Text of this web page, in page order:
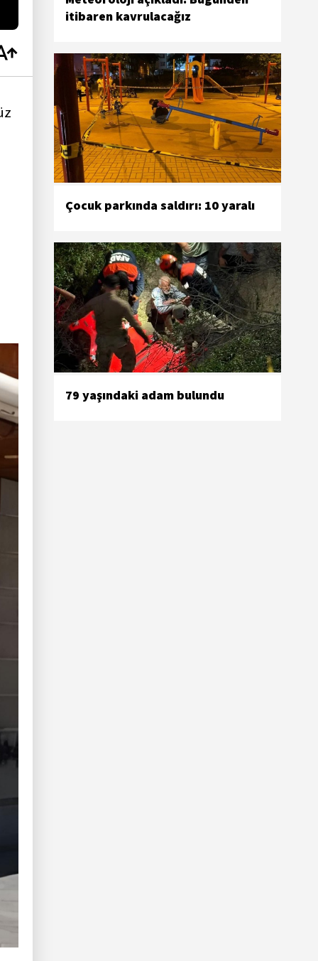
itibaren kavrulacağız
Çocuk parkında saldırı: 10 yaralı
79 yaşındaki adam bulundu